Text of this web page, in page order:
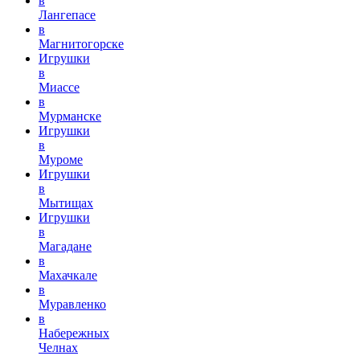
Лангепасе
в
Магнитогорске
Игрушки
в
Миассе
в
Мурманске
Игрушки
в
Муроме
Игрушки
в
Мытищах
Игрушки
в
Магадане
в
Махачкале
в
Муравленко
в
Набережных
Челнах